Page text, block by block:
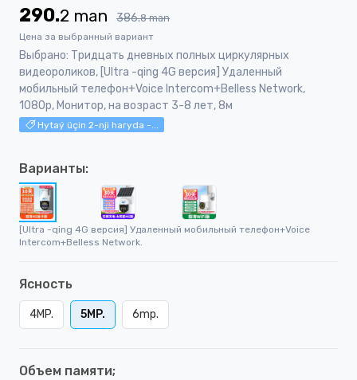
5
290.2 man 386.8 man
Цена за выбранный вариант
Выбрано: Тридцать дневных полных циркулярных
видеороликов, [Ultra -qing 4G версия] Удаленный
мобильный телефон+Voice Intercom+Belless Network,
1080p, Монитор, на возраст 3-8 лет, 8м
Hytaý üçin 2-nji haryda -...
Варианты:
[Ultra -qing 4G версия] Удаленный мобильный телефон+Voice
Intercom+Belless Network.
Ясность
4MP. 5MP. 6mp.
Объем памяти;